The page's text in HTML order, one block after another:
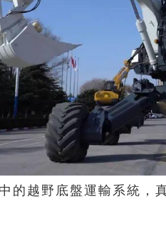
的越野底盤運輸系統，